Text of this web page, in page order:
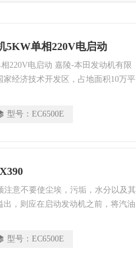
5KW单相220V电启动
220V电启动 嘉陵-本田发动机有限
经济技术开发区，占地面积10万平
务；已售摩托车的售后服务；进口
型号： EC6500E
注意不要使尘埃，污垢，水分以及其
，则应在启动发动机之前，将汽油
型号： EC6500E